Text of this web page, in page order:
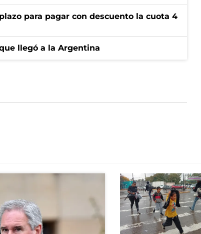
para pagar con descuento la cuota 4
llegó a la Argentina